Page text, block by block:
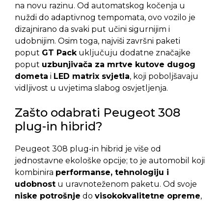
na novu razinu. Od automatskog kočenja u
nuždi do adaptivnog tempomata, ovo vozilo je
dizajnirano da svaki put učini sigurnijim i
udobnijim. Osim toga, najviši završni paketi
poput GT Pack uključuju dodatne značajke
poput uzbunjivača za mrtve kutove dugog
dometa i LED matrix svjetla, koji poboljšavaju
vidljivost u uvjetima slabog osvjetljenja.
Zašto odabrati Peugeot 308
plug-in hibrid?
Peugeot 308 plug-in hibrid je više od
jednostavne ekološke opcije; to je automobil koji
kombinira performanse, tehnologiju i
udobnost u uravnoteženom paketu. Od svoje
niske potrošnje do visokokvalitetne opreme,